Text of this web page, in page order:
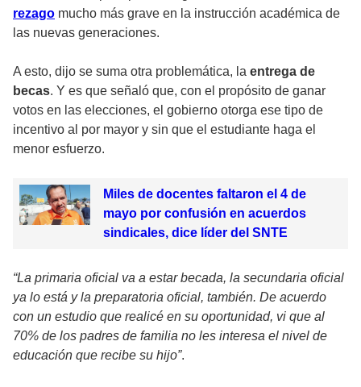
rezago mucho más grave en la instrucción académica de
las nuevas generaciones.
A esto, dijo se suma otra problemática, la entrega de
becas. Y es que señaló que, con el propósito de ganar
votos en las elecciones, el gobierno otorga ese tipo de
incentivo al por mayor y sin que el estudiante haga el
menor esfuerzo.
Miles de docentes faltaron el 4 de
mayo por confusión en acuerdos
sindicales, dice líder del SNTE
“La primaria oficial va a estar becada, la secundaria oficial
ya lo está y la preparatoria oficial, también. De acuerdo
con un estudio que realicé en su oportunidad, vi que al
70% de los padres de familia no les interesa el nivel de
educación que recibe su hijo”.